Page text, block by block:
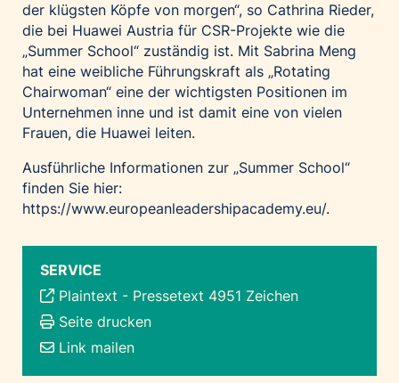
der klügsten Köpfe von morgen“, so Cathrina Rieder,
die bei Huawei Austria für CSR-Projekte wie die
„Summer School“ zuständig ist. Mit Sabrina Meng
hat eine weibliche Führungskraft als „Rotating
Chairwoman“ eine der wichtigsten Positionen im
Unternehmen inne und ist damit eine von vielen
Frauen, die Huawei leiten.
Ausführliche Informationen zur „Summer School“
finden Sie hier:
https://www.europeanleadershipacademy.eu/.
SERVICE
Plaintext - Pressetext 4951 Zeichen
Seite drucken
Link mailen